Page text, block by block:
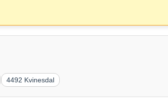
4492 Kvinesdal